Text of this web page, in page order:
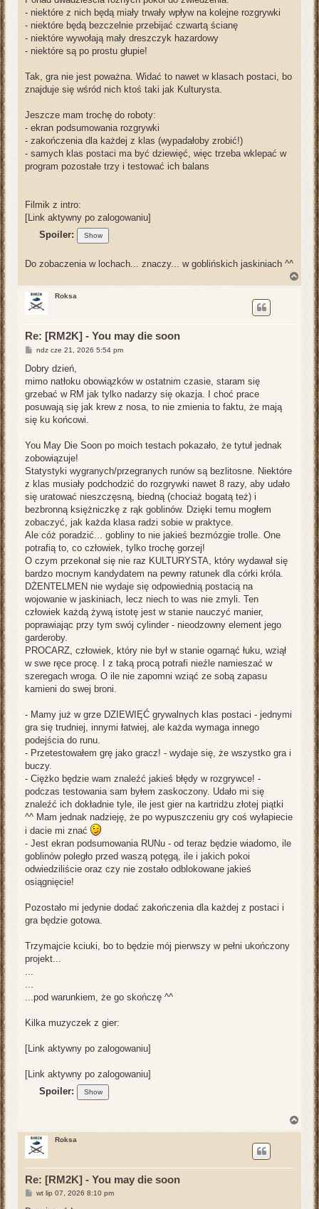
- niektóre z nich będą miały trwały wpływ na kolejne rozgrywki
- niektóre będą bezczelnie przebijać czwartą ścianę
- niektóre wywołają mały dreszczyk hazardowy
- niektóre są po prostu głupie!
Tak, gra nie jest poważna. Widać to nawet w klasach postaci, bo
znajduje się wśród nich ktoś taki jak Kulturysta.
Jeszcze mam trochę do roboty:
- ekran podsumowania rozgrywki
- zakończenia dla każdej z klas (wypadałoby zrobić!)
- samych klas postaci ma być dziewięć, więc trzeba wklepać w
program pozostałe trzy i testować ich balans
Filmik z intro:
[Link aktywny po zalogowaniu]
Spoiler:
Do zobaczenia w lochach... znaczy... w goblińskich jaskiniach ^^
a
Roksa
Re: [RM2K] - You may die soon
P
s
ndz cze 21, 2026 5:54 pm
Dobry dzień,
mimo natłoku obowiązków w ostatnim czasie, staram się
grzebać w RM jak tylko nadarzy się okazja. I choć prace
posuwają się jak krew z nosa, to nie zmienia to faktu, że mają
się ku końcowi.
You May Die Soon po moich testach pokazało, że tytuł jednak
zobowiązuje!
Statystyki wygranych/przegranych runów są bezlitosne. Niektóre
z klas musiały podchodzić do rozgrywki nawet 8 razy, aby udało
się uratować nieszczęsną, biedną (chociaż bogatą też) i
bezbronną księżniczkę z rąk goblinów. Dzięki temu mogłem
zobaczyć, jak każda klasa radzi sobie w praktyce.
Ale cóż poradzić... gobliny to nie jakieś bezmózgie trolle. One
potrafią to, co człowiek, tylko trochę gorzej!
O czym przekonał się nie raz KULTURYSTA, który wydawał się
bardzo mocnym kandydatem na pewny ratunek dla córki króla.
DŻENTELMEN nie wydaje się odpowiednią postacią na
wojowanie w jaskiniach, lecz niech to was nie zmyli. Ten
człowiek każdą żywą istotę jest w stanie nauczyć manier,
poprawiając przy tym swój cylinder - nieodzowny element jego
garderoby.
PROCARZ, człowiek, który nie był w stanie ogarnąć łuku, wziął
w swe ręce procę. I z taką procą potrafi nieźle namieszać w
szeregach wroga. O ile nie zapomni wziąć ze sobą zapasu
kamieni do swej broni.
- Mamy już w grze DZIEWIĘĆ grywalnych klas postaci - jednymi
gra się trudniej, innymi łatwiej, ale każda wymaga innego
podejścia do runu.
- Przetestowałem grę jako gracz! - wydaje się, że wszystko gra i
buczy.
- Ciężko będzie wam znaleźć jakieś błędy w rozgrywce! -
podczas testowania sam byłem zaskoczony. Udało mi się
znaleźć ich dokładnie tyle, ile jest gier na kartridżu złotej piątki
^^ Mam jednak nadzieję, że po wypuszczeniu gry coś wyłapiecie
i dacie mi znać
- Jest ekran podsumowania RUNu - od teraz będzie wiadomo, ile
goblinów poległo przed waszą potęgą, ile i jakich pokoi
odwiedziliście oraz czy nie zostało odblokowane jakieś
osiągnięcie!
Pozostało mi jedynie dodać zakończenia dla każdej z postaci i
gra będzie gotowa.
Trzymajcie kciuki, bo to będzie mój pierwszy w pełni ukończony
projekt...
...pod warunkiem, że go skończę ^^
Kilka muzyczek z gier:
[Link aktywny po zalogowaniu]
[Link aktywny po zalogowaniu]
Spoiler:
Roksa
Re: [RM2K] - You may die soon
Pwt lip 07, 2026 8:10 pm